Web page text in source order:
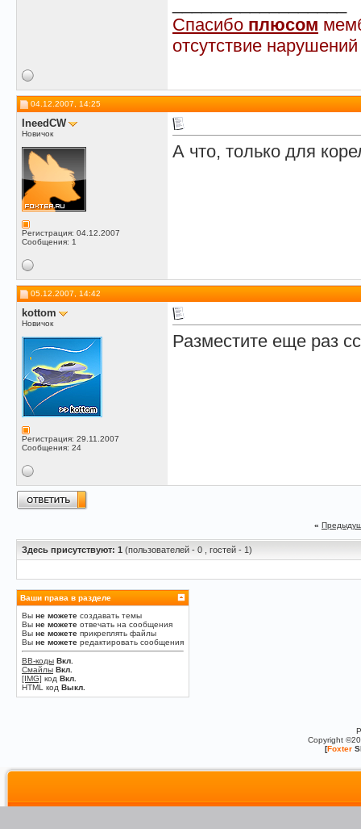
Спасибо плюсом
отсутствие
04.12.2007, 14:25
IneedCW
Новичок
Регистрация: 04.12.2007
Сообщения: 1
А что, только для
05.12.2007, 14:42
kottom
Новичок
Регистрация: 29.11.2007
Сообщения: 24
Разместите еще раз
«
Здесь присутствуют: 1 (пользователей - 0 , гостей - 1)
Ваши права в разделе
Вы не можете создавать темы
Вы не можете отвечать на сообщения
Вы не можете прикреплять файлы
Вы не можете редактировать сообщения
BB-коды Вкл.
Смайлы Вкл.
[IMG] код Вкл.
HTML код Выкл.
Copyright
[Foxter